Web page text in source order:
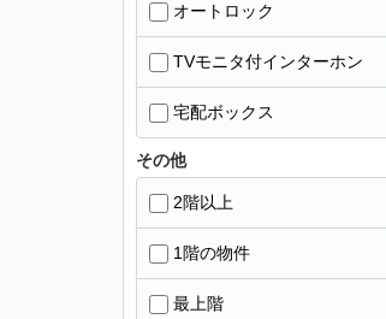
オートロック
TVモニタ付インターホン
宅配ボックス
その他
2階以上
1階の物件
最上階